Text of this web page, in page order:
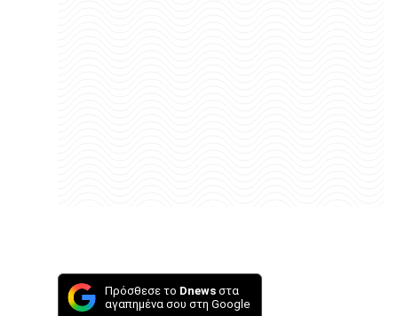
Πρόσθεσε το Dnews στα
αγαπημένα σου στη Google